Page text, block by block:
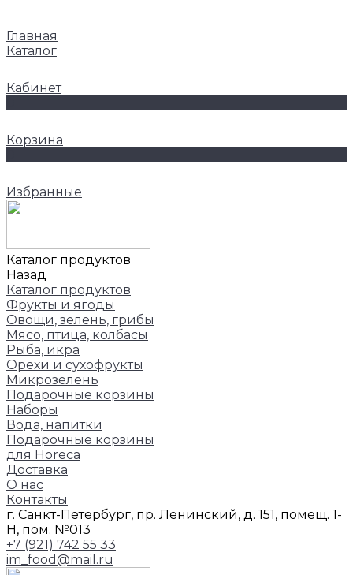
Главная
Каталог
Кабинет
Корзина
Избранные
Каталог продуктов
Назад
Каталог продуктов
Фрукты и ягоды
Овощи, зелень, грибы
Мясо, птица, колбасы
Рыба, икра
Орехи и сухофрукты
Микрозелень
Подарочные корзины
Наборы
Вода, напитки
Подарочные корзины
для Horeca
Доставка
О нас
Контакты
г. Санкт-Петербург, пр. Ленинский, д. 151, помещ. 1-
Н, пом. №013
+7 (921) 742 55 33
im_food@mail.ru